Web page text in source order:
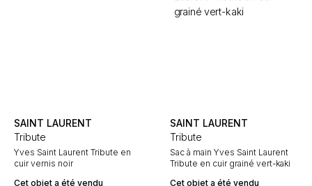
SAINT LAURENT
Tribute
Yves Saint Laurent Tribute en
cuir vernis noir
Cet objet a été vendu
SAINT LAURENT
Tribute
Sac à main Yves Saint Laurent
Tribute en cuir grainé vert-kaki
Cet objet a été vendu